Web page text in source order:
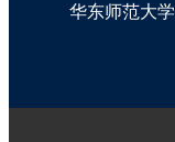
华东师范大学